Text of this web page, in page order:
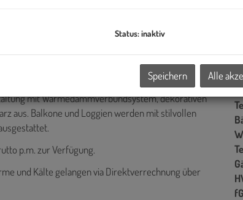
Projekt ein exklusives Wohnhaus mit nur vier
verbindet klassische Altbau-Elemente mit
mit Wärmedämmverbundsystem, dekorativen
aus. Balkone und Loggien werden mit stilvollen
p.m. zur Verfügung.
und Kälte gelangen via Direktverrechnung über
Status: inaktiv
Speichern Alle